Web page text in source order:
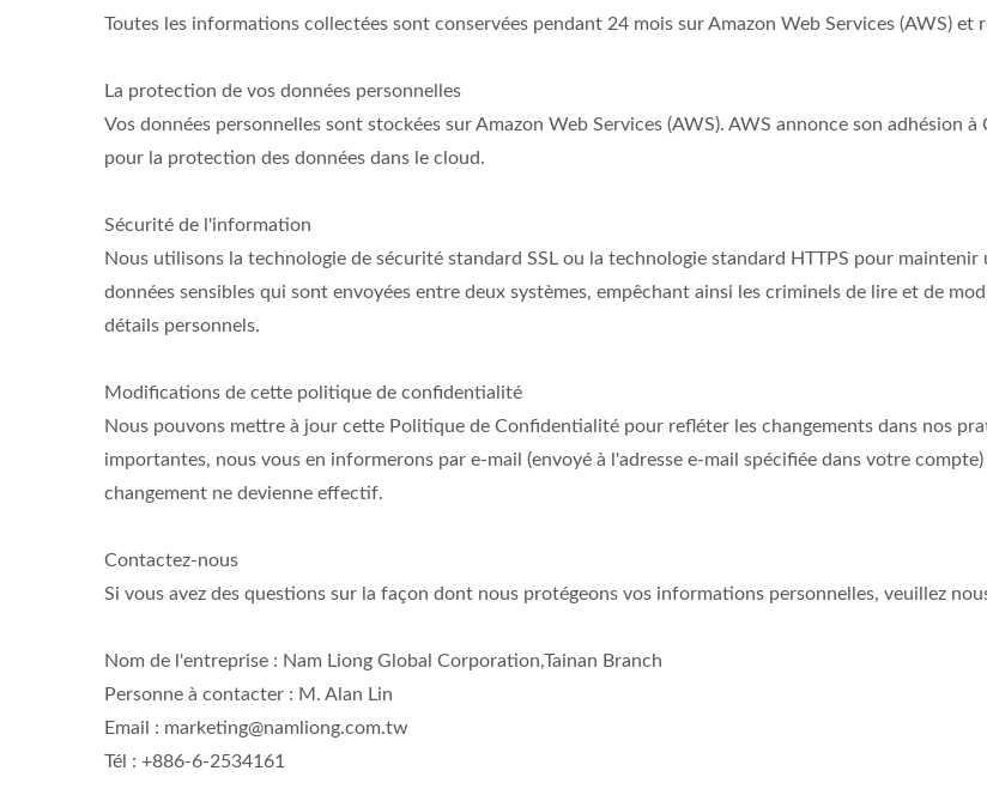
Toutes les informations collectées sont conservées pendant 24 mois sur Amazon Web Services (AWS) et
La protection de vos données personnelles
Vos données personnelles sont stockées sur Amazon Web Services (AWS). AWS annonce son adhésion
pour la protection des données dans le cloud.
Sécurité de l'information
Nous utilisons la technologie de sécurité standard SSL ou la technologie standard HTTPS pour
données sensibles qui sont envoyées entre deux systèmes, empêchant ainsi les criminels de lire et de
détails personnels.
Modifications de cette politique de confidentialité
Nous pouvons mettre à jour cette Politique de Confidentialité pour refléter les changements dans nos
importantes, nous vous en informerons par e-mail (envoyé à l'adresse e-mail spécifiée dans votre
changement ne devienne effectif.
Contactez-nous
Si vous avez des questions sur la façon dont nous protégeons vos informations personnelles, veuillez
Nom de l'entreprise : Nam Liong Global Corporation,Tainan Branch
Personne à contacter : M. Alan Lin
Email : marketing@namliong.com.tw
Tél : +886-6-2534161